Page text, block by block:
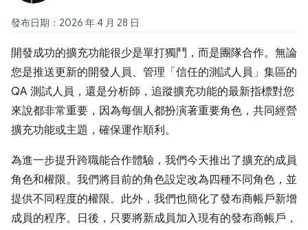
發布日期：2026 年 4 月 28 日
開發成功的擴充功能很少是單打獨鬥，而是團隊合作。無論
您是推送更新的開發人員、管理「信任的測試人員」集區的
QA 測試人員，還是分析師，追蹤擴充功能的最新指標對您
來說都非常重要，因為每個人都扮演著重要角色，共同經營
擴充功能或主題，確保運作順利。
為進一步提升跨職能合作體驗，我們今天推出了擴充的成員
角色和權限。我們將目前的角色設定改為四種不同角色，並
提供不同程度的權限。此外，我們也簡化了發布商帳戶新增
成員的程序。日後，只要將新成員加入現有的發布商帳戶，